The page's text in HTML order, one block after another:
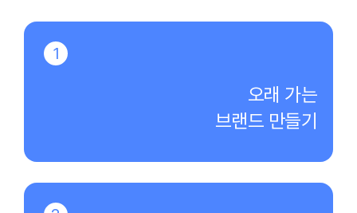
1
오래 가는
브랜드 만들기